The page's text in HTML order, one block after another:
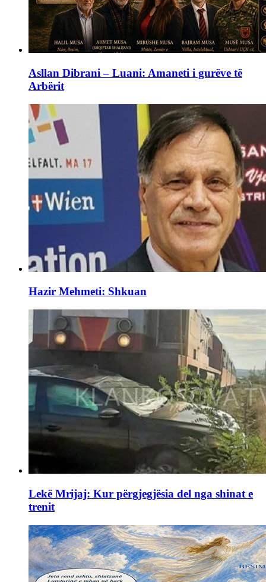
Asllan Dibrani – Luani: Amaneti i gurëve të
Arbërit
Hazir Mehmeti: Shkuan
Lekë Mrijaj: Kur përgjegjësia del nga shinat e
trenit